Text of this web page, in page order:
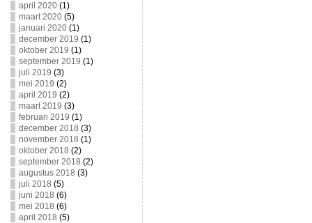
april 2020(1)
maart 2020(5)
januari 2020(1)
december 2019 (1)
oktober 2019 (1)
september 2019 (1)
juli 2019 (3)
mei 2019 (2)
april 2019 (2)
maart 2019 (3)
februari 2019 (1)
december 2018 (3)
november 2018 (1)
oktober 2018 (2)
september 2018 (2)
augustus 2018 (3)
juli 2018 (5)
juni 2018 (6)
mei 2018 (6)
april 2018 (5)